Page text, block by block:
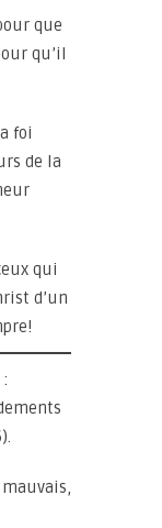
que
qu’il
foi
de la
qui
d’un